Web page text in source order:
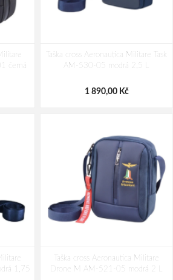
černá
Taška cross Aeronautica Militare Task
AM-530-05 modrá 2,5 L
1 890,00 Kč
1,75
Taška cross Aeronautica Militare
Drone M AM-521-05 modrá 2 L